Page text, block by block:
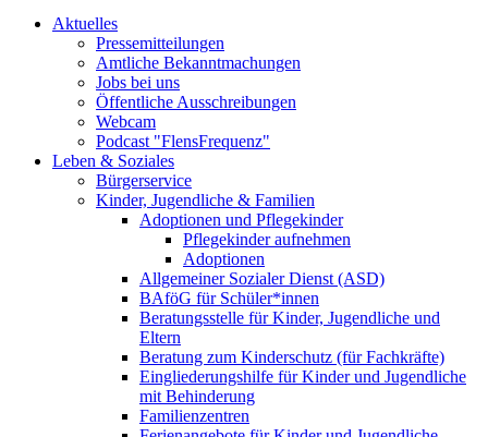
Aktuelles
Pressemitteilungen
Amtliche Bekanntmachungen
Jobs bei uns
Öffentliche Ausschreibungen
Webcam
Podcast "FlensFrequenz"
Leben & Soziales
Bürgerservice
Kinder, Jugendliche & Familien
Adoptionen und Pflegekinder
Pflegekinder aufnehmen
Adoptionen
Allgemeiner Sozialer Dienst (ASD)
BAföG für Schüler*innen
Beratungsstelle für Kinder, Jugendliche und
Eltern
Beratung zum Kinderschutz (für Fachkräfte)
Eingliederungshilfe für Kinder und Jugendliche
mit Behinderung
Familienzentren